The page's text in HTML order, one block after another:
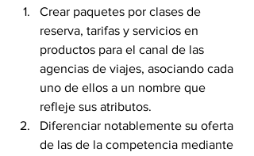
Crear paquetes por clases de
reserva, tarifas y servicios en
productos para el canal de las
agencias de viajes, asociando cada
uno de ellos a un nombre que
refleje sus atributos.
Diferenciar notablemente su oferta
de las de la competencia mediante